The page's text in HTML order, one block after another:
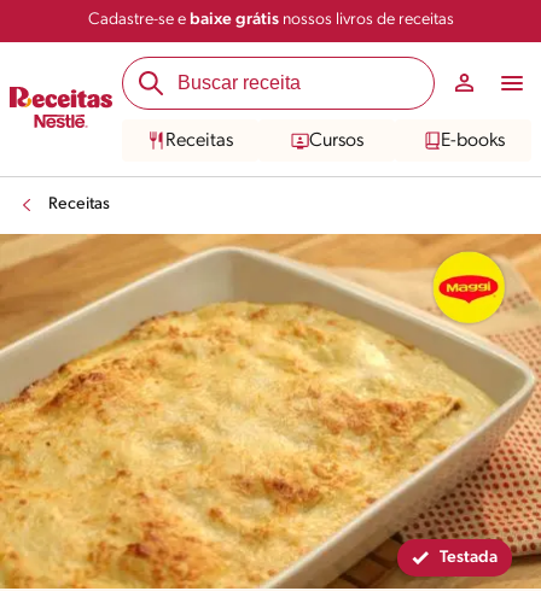
Cadastre-se e baixe grátisnossos livros de receitas
Receitas Cursos E-books
Receitas
Salvar Compartilhar
Testada